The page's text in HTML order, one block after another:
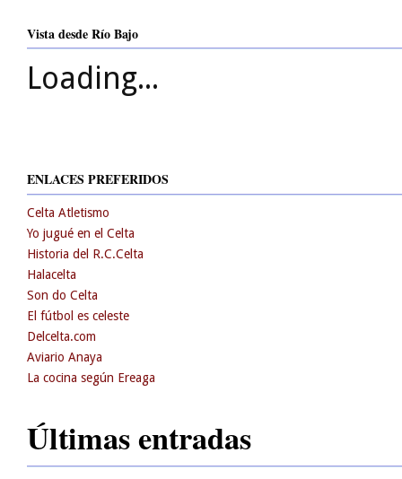
Vista desde Río Bajo
Loading...
ENLACES PREFERIDOS
Celta Atletismo
Yo jugué en el Celta
Historia del R.C.Celta
Halacelta
Son do Celta
El fútbol es celeste
Delcelta.com
Aviario Anaya
La cocina según Ereaga
Últimas entradas